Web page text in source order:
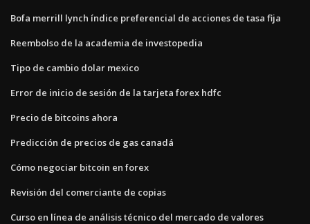
Bofa merrill lynch índice preferencial de acciones de tasa fija
Reembolso de la academia de investopedia
Tipo de cambio dolar mexico
Error de inicio de sesión de la tarjeta forex hdfc
Precio de bitcoins ahora
Predicción de precios de gas canadá
Cómo negociar bitcoin en forex
Revisión del comerciante de copias
Curso en línea de análisis técnico del mercado de valores